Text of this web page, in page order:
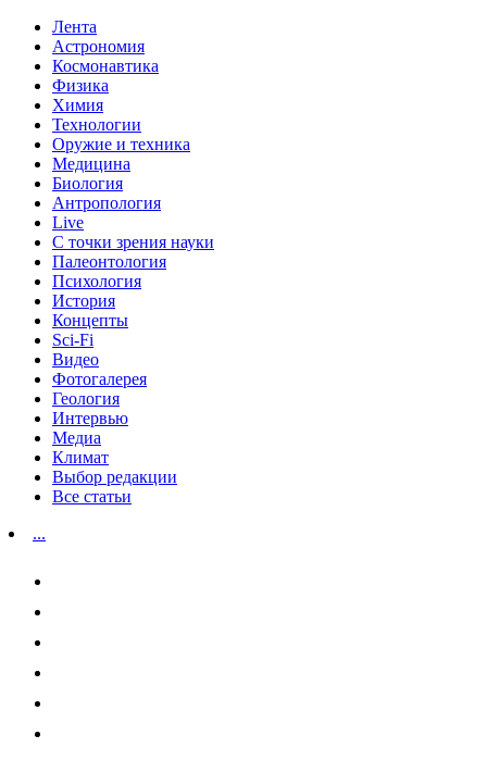
Лента
Астрономия
Космонавтика
Физика
Химия
Технологии
Оружие и техника
Медицина
Биология
Антропология
Live
С точки зрения науки
Палеонтология
Психология
История
Концепты
Sci-Fi
Видео
Фотогалерея
Геология
Интервью
Медиа
Климат
Выбор редакции
Все статьи
...